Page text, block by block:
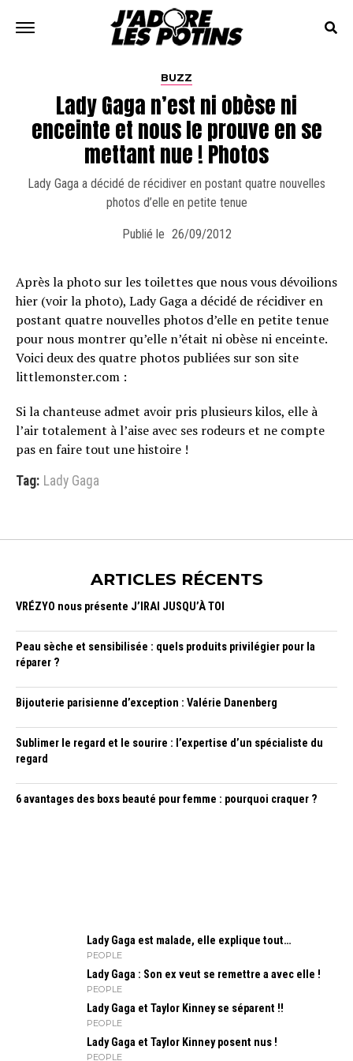
BUZZ
Lady Gaga n’est ni obèse ni
enceinte et nous le prouve en se
mettant nue ! Photos
Lady Gaga a décidé de récidiver en postant quatre nouvelles
photos d’elle en petite tenue
Publié le 26/09/2012
Après la photo sur les toilettes que nous vous dévoilions
hier (voir la photo), Lady Gaga a décidé de récidiver en
postant quatre nouvelles photos d’elle en petite tenue
pour nous montrer qu’elle n’était ni obèse ni enceinte.
Voici deux des quatre photos publiées sur son site
littlemonster.com :
Si la chanteuse admet avoir pris plusieurs kilos, elle à
l’air totalement à l’aise avec ses rodeurs et ne compte
pas en faire tout une histoire !
Tag: Lady Gaga
ARTICLES RÉCENTS
VRÉZYO nous présente J’IRAI JUSQU’À TOI
Peau sèche et sensibilisée : quels produits privilégier pour la
réparer ?
Bijouterie parisienne d’exception : Valérie Danenberg
Sublimer le regard et le sourire : l’expertise d’un spécialiste du
regard
6 avantages des boxs beauté pour femme : pourquoi craquer ?
Lady Gaga est malade, elle explique tout…
PEOPLE
Lady Gaga : Son ex veut se remettre a avec elle !
PEOPLE
Lady Gaga et Taylor Kinney se séparent !!
PEOPLE
Lady Gaga et Taylor Kinney posent nus !
PEOPLE